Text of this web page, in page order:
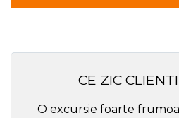
CE ZIC
O excursie foarte